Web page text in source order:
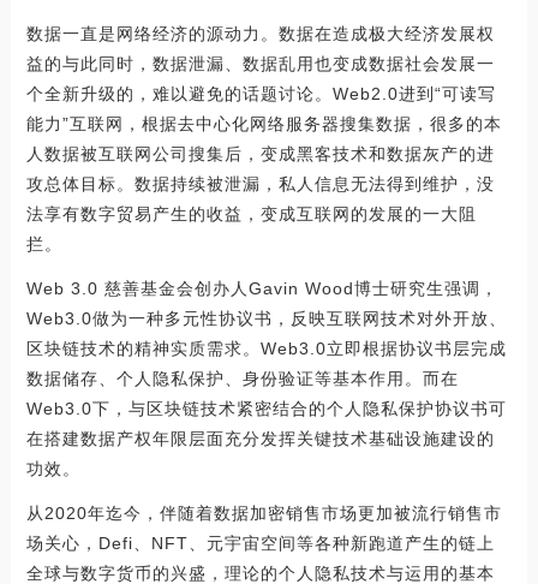
数据一直是网络经济的源动力。数据在造成极大经济发展权
益的与此同时，数据泄漏、数据乱用也变成数据社会发展一
个全新升级的，难以避免的话题讨论。Web2.0进到“可读写
能力”互联网，根据去中心化网络服务器搜集数据，很多的本
人数据被互联网公司搜集后，变成黑客技术和数据灰产的进
攻总体目标。数据持续被泄漏，私人信息无法得到维护，没
法享有数字贸易产生的收益，变成互联网的发展的一大阻
拦。
Web 3.0 慈善基金会创办人Gavin Wood博士研究生强调，
Web3.0做为一种多元性协议书，反映互联网技术对外开放、
区块链技术的精神实质需求。Web3.0立即根据协议书层完成
数据储存、个人隐私保护、身份验证等基本作用。而在
Web3.0下，与区块链技术紧密结合的个人隐私保护协议书可
在搭建数据产权年限层面充分发挥关键技术基础设施建设的
功效。
从2020年迄今，伴随着数据加密销售市场更加被流行销售市
场关心，Defi、NFT、元宇宙空间等各种新跑道产生的链上
全球与数字货币的兴盛，理论的个人隐私技术与运用的基本